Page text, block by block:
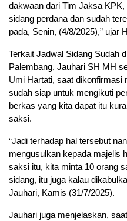
dakwaan dari Tim Jaksa
sidang perdana dan sudah
pada, Senin, (4/8/2025),” ujar
Terkait Jadwal Sidang Sudah
Palembang, Jauhari SH MH
Umi Hartati, saat dikonfirmasi
sudah siap untuk mengikuti
berkas yang kita dapat itu
saksi.
“Jadi terhadap hal tersebut
mengusulkan kepada majelis
saksi itu, kita minta 10 orang
sidang, itu juga kalau
Jauhari, Kamis (31/7/2025).
Jauhari juga menjelaskan,